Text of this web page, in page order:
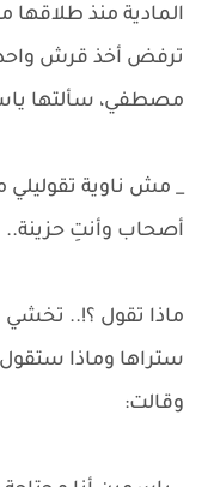
المادية منذ
ترفض أخذ قرش واحد
مصطفي، سألتها
_ مش ناوية تقوليلي
أصحاب وأنتِ حزينة..
ماذا تقول ؟!..
ستراها وماذا
وقالت: